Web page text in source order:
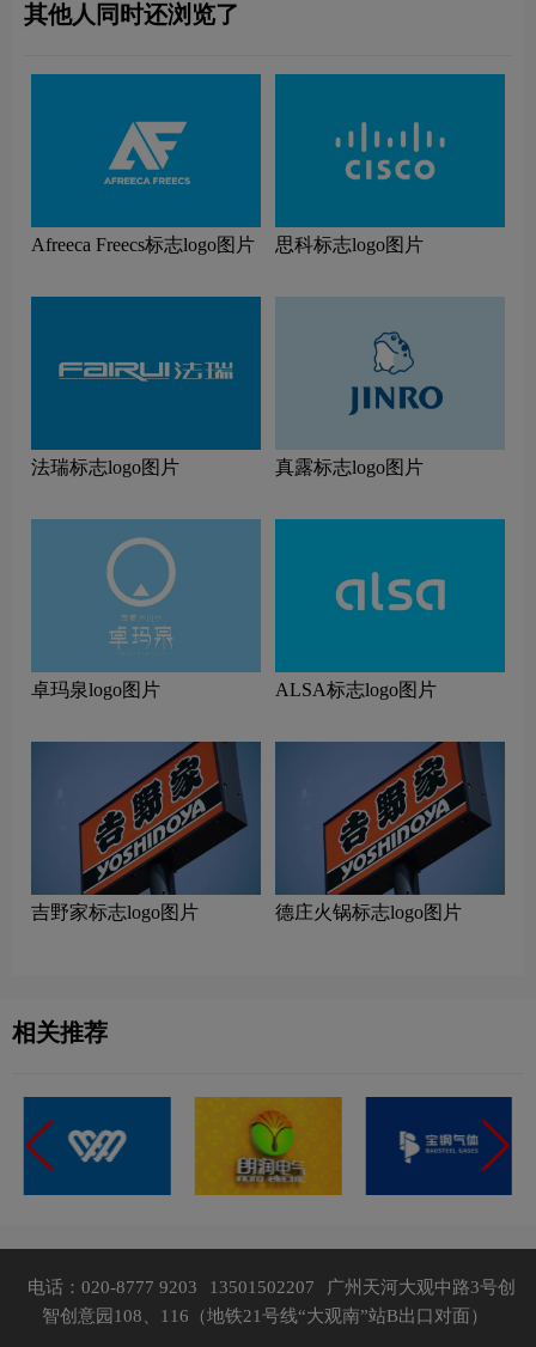
其他人同时还浏览了
Afreeca Freecs标志logo图片 思科标志logo图片
法瑞标志logo图片 真露标志logo图片
卓玛泉logo图片 ALSA标志logo图片
吉野家标志logo图片 德庄火锅标志logo图片
相关推荐
电话：020-8777 9203 13501502207
广州天河大观中路3号创
智创意园108、116（地铁21号线“大观南”站B出口对面）